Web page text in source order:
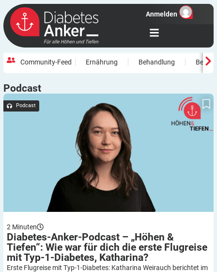
Anmelden
Community-Feed Ernährung Behandlung
Podcast
Diabetes-Anker-Podcast – „Höhen & Tiefen“: Wie war für dich
die erste Flugreise mit Typ-1-Diabetes, Katharina?
Podcast
2 Minuten
Diabetes-Anker-Podcast – „Höhen &
Tiefen“: Wie war für dich die erste Flugreise
mit Typ-1-Diabetes, Katharina?
Erste Flugreise mit Typ-1-Diabetes: Katharina Weirauch berichtet im